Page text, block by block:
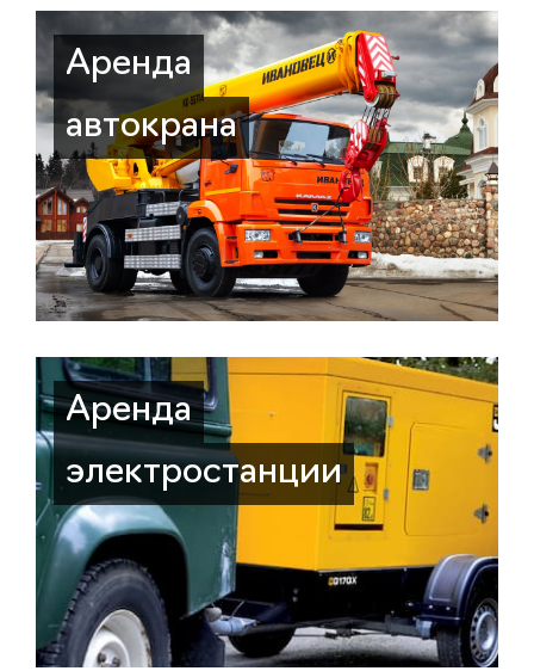
Аренда
автокрана
Аренда
электростанции